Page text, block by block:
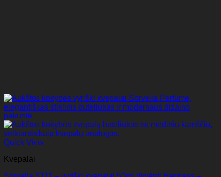
Quick View
Kvepalai